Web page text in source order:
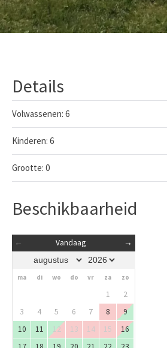
Details
Volwassenen: 6
Kinderen: 6
Grootte: 0
Beschikbaarheid
← Vandaag →
ma di wo do vr za zo
1
2
3
4 5 6 7 8
9
10
11 12 13 14 15
16